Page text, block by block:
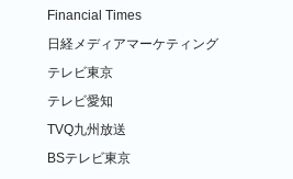
Financial Times
日経メディアマーケティング
テレビ東京
テレビ愛知
TVQ九州放送
BSテレビ東京